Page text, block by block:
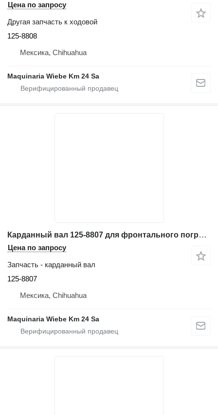
Цена по запросу
Другая запчасть к ходовой
125-8808
Мексика, Chihuahua
Maquinaria Wiebe Km 24 Sa
Карданный вал 125-8807 для фронтального погрузчика Caterpillar 966K, 966H, 966G, 972K, 972H, 972G
Цена по запросу
Запчасть - карданный вал
125-8807
Мексика, Chihuahua
Maquinaria Wiebe Km 24 Sa